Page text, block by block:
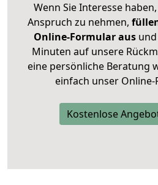
Wenn Sie Interesse
Anspruch zu nehmen,
Online-Formular ausund
Minuten auf unsere
eine persönliche Beratung
einfach unser Online-
Kostenlose